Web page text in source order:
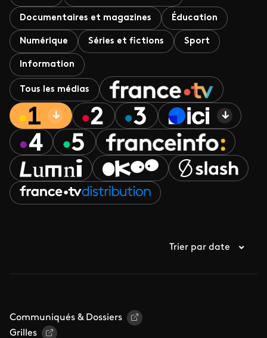
Documentaires et magazines Éducation
Numérique Séries et fictions Sport
Information
Tous les médias
Trier par date
Communiqués & Dossiers
Grilles